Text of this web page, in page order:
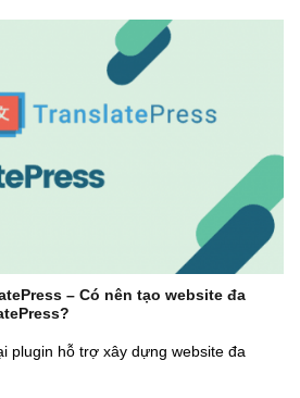
– Có nên tạo website đa
plugin hỗ trợ xây dựng website đa